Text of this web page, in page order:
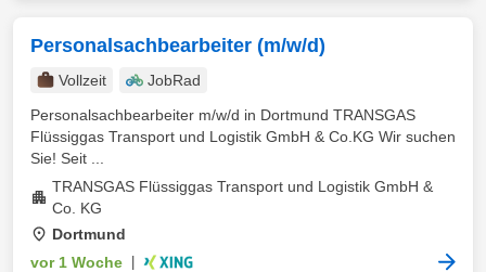
Personalsachbearbeiter (m/w/d)
Vollzeit
JobRad
Personalsachbearbeiter m/w/d in Dortmund TRANSGAS
Flüssiggas Transport und Logistik GmbH & Co.KG Wir suchen
Sie! Seit ...
TRANSGAS Flüssiggas Transport und Logistik GmbH &
Co. KG
Dortmund
vor 1 Woche